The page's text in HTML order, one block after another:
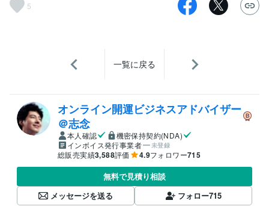
5
一覧に戻る
オンライン開運ビジネスアドバイザー
＠志念
本人確認
機密保持契約(NDA)
インボイス発行事業者
未登録
総販売実績3,588評価 4.9フォロワー715
無料で見積り相談
メッセージを送る
フォロー715